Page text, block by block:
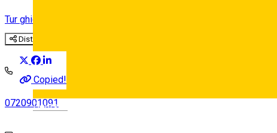
Deutsch
Tur ghidat
Distribuie
Copied!
0720901091